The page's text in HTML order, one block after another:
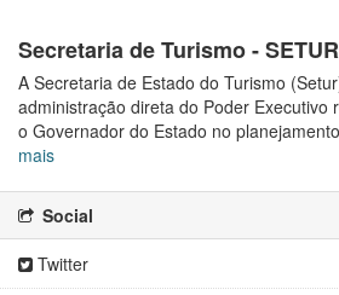
Secretaria de Turismo - SETUR
A Secretaria de Estado do Turismo
administração direta do Poder Executivo
o Governador do Estado no
mais
Social
Twitter